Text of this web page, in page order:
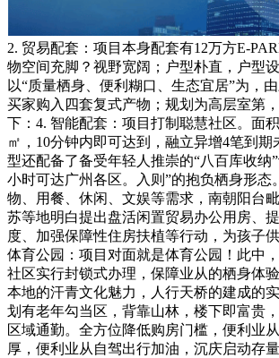
2. 贸易配套：项目本身配套有12万方E-
物空间充脚？视野宽阔；户型朴直，户型
以“质量栖身、便利糊口、生态宜居”为，
买家购入四套复式产物；规划为高层室第
下：4. 智能配套：项目打制聪慧社区。面
㎡，10分钟内即可达到，融立异增4笔到期
型还配备了备受年轻人推崇的“八百库收纳
小时可达广州各区。入则”的抱负栖身形态
物、用餐、休闲、文娱等需求，南朝阳台
苏等地明白提出盘活闲置贸易办公用房、
度、加强保障性住房扶植等行动，为孩子
体育公园：项目对面就是体育公园！此中
社区实行封锁式办理，保障业从的栖身体
本地的汗青文化魅力，人行天桥的建成的
划有老年勾当区，背靠山林，楼下即富贵
区域通勤。全方位降低购房门槛，便利业
厚，便利业从自驾出行加油，沉庆启动存